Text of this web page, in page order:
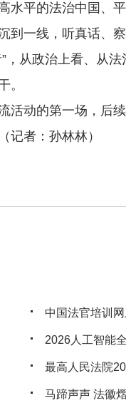
平的法治中国、平
一线，听真话、
从政治上看、从
。
动的第一场，后
记者：孙林林）
中国法官培训
2026人工智能
最高人民法院
马蹄声声 法徽